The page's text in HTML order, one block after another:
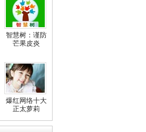
智慧树：谨防
芒果皮炎
爆红网络十大
正太萝莉